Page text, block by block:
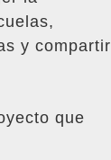
y compartir
que